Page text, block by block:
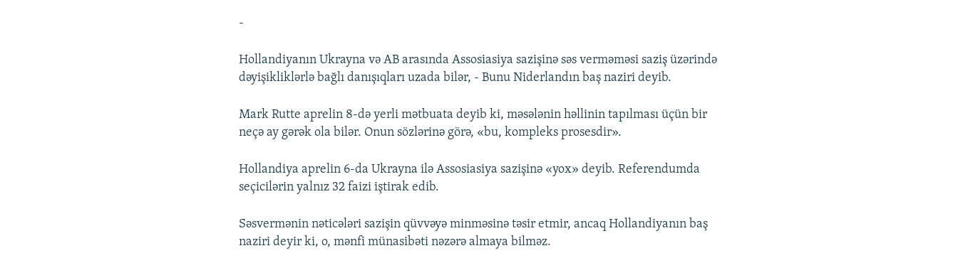
-
Hollandiyanın Ukrayna və AB arasında Assosiasiya sazişinə səs verməməsi saziş üzərində
dəyişikliklərlə bağlı danışıqları uzada bilər, - Bunu Niderlandın baş naziri deyib.
Mark Rutte aprelin 8-də yerli mətbuata deyib ki, məsələnin həllinin tapılması üçün bir
neçə ay gərək ola bilər. Onun sözlərinə görə, «bu, kompleks prosesdir».
Hollandiya aprelin 6-da Ukrayna ilə Assosiasiya sazişinə «yox» deyib. Referendumda
seçicilərin yalnız 32 faizi iştirak edib.
Səsvermənin nəticələri sazişin qüvvəyə minməsinə təsir etmir, ancaq Hollandiyanın baş
naziri deyir ki, o, mənfi münasibəti nəzərə almaya bilməz.